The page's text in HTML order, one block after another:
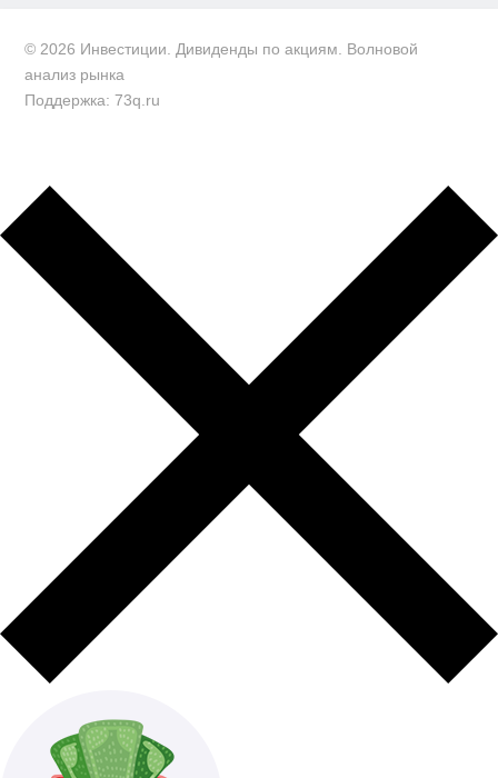
© 2026 Инвестиции. Дивиденды по акциям. Волновой
анализ рынка
Поддержка: 73q.ru